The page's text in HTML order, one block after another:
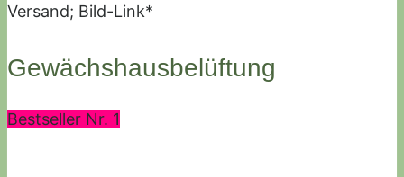
Versand; Bild-Link*
Gewächshausbelüftung
Bestseller Nr. 1